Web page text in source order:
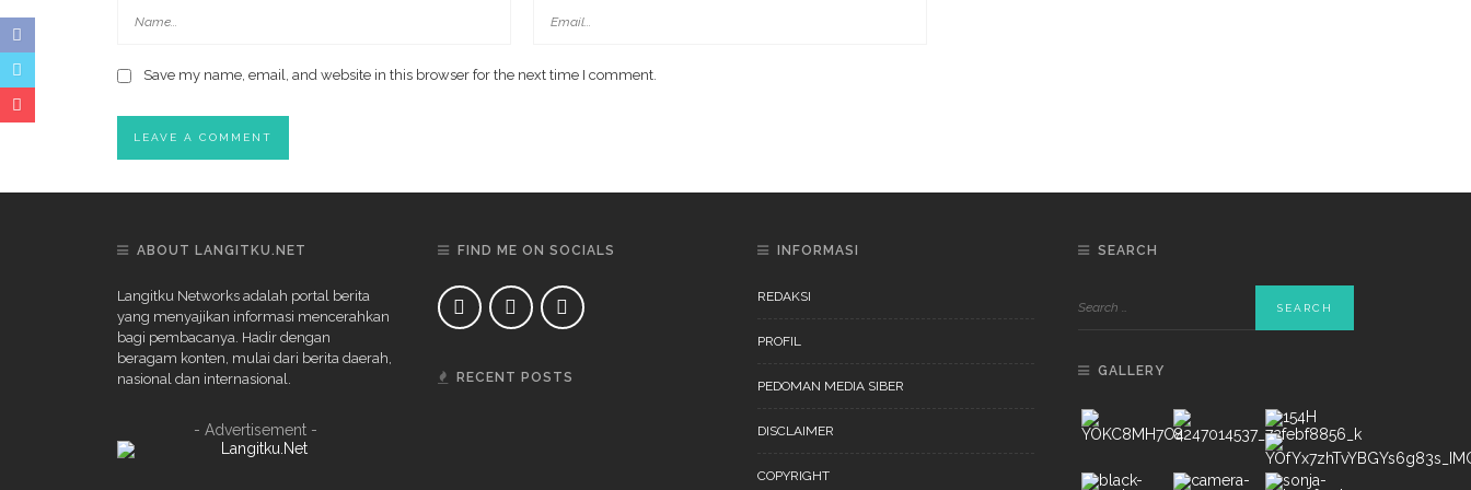
Save my name, email, and website in this browser for the next time I comment.
ABOUT LANGITKU.NET
Langitku Networks adalah portal berita
yang menyajikan informasi mencerahkan
bagi pembacanya. Hadir dengan
beragam konten, mulai dari berita daerah,
nasional dan internasional.
- Advertisement -
FIND ME ON SOCIALS
RECENT POSTS
INFORMASI
REDAKSI
PROFIL
PEDOMAN MEDIA SIBER
DISCLAIMER
COPYRIGHT
SEARCH
GALLERY